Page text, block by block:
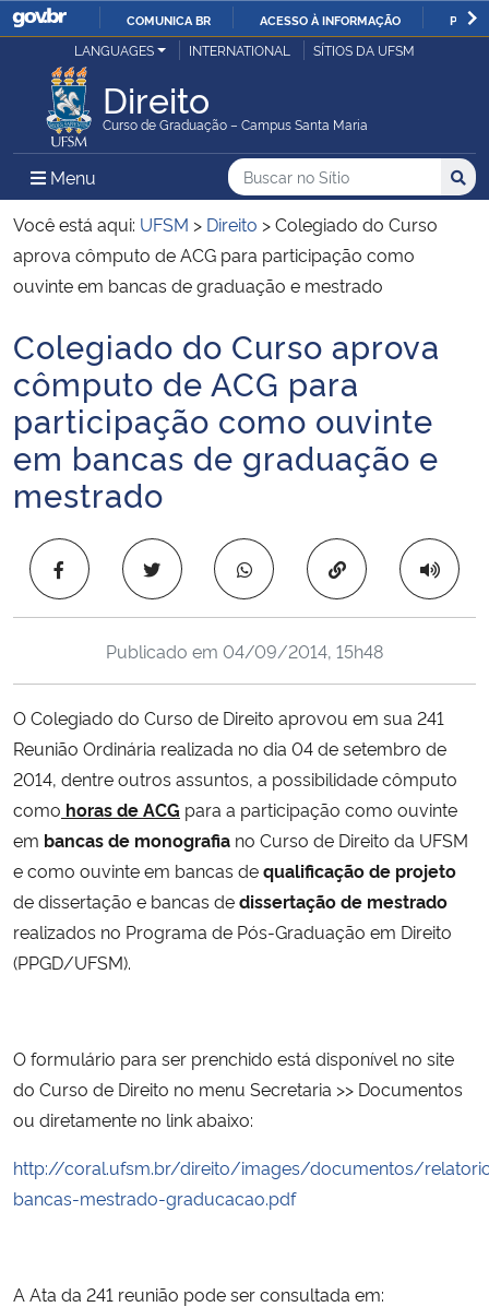
IR
COMUNICA BR ACESSO À INFORMAÇÃO
Ministério da Justiça e Segurança Pública
Ministério da Defesa
Ministério das Relações Exteriores
Ministério da Economia
Ministério da Infraestrutura
Ministério da Agricultura, Pecuária e Abastecimento
Ministério da Educação
Ministério da Cidadania
Ministério da Saúde
Ministério de Minas e Energia
Ministério da Ciência, Tecnologia, Inovações e Comunicações
Ministério do Meio Ambiente
Ministério do Desenvolvimento Regional
Controladoria-Geral da União
Ministério da Mulher, da Família e dos Direitos Humanos
Secretaria de Governo
Advocacia-Geral da União
LANGUAGES INTERNATIONAL SÍTIOS DA UFSM
Direito
Curso de Graduação – Campus Santa Maria
Menu Menu Principal do Sítio
Busca
Buscar no no Sítio
Busca:
Você está aqui: UFSM > Direito >Colegiado do Curso
aprova cômputo de ACG para participação como
ouvinte em bancas de graduação e mestrado
Início do conteúdo
Colegiado do Curso aprova
cômputo de ACG para
participação como ouvinte
em bancas de graduação e
mestrado
Copiar para área
Publicado em 04/09/2014, 15h48
O Colegiado do Curso de Direito aprovou em sua 241
Reunião Ordinária realizada no dia 04 de setembro de
2014, dentre outros assuntos, a possibilidade cômputo
como horas de ACG para a participação como ouvinte
em bancas de monografia no Curso de Direito da UFSM
e como ouvinte em bancas dequalificação de projeto
de dissertação e bancas dedissertação de mestrado
realizados no Programa de Pós-Graduação em Direito
(PPGD/UFSM).
O formulário para ser prenchido está disponível no site
do Curso de Direito no menu Secretaria >> Documentos
ou diretamente no link abaixo:
http://coral.ufsm.br/direito/images/documentos/
bancas-mestrado-graducacao.pdf
A Ata da 241 reunião pode ser consultada em: